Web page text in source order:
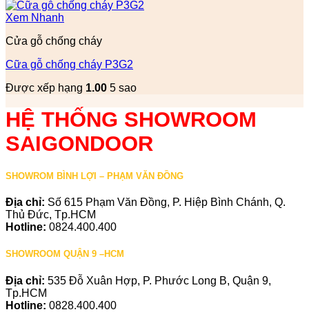
Xem Nhanh
Cửa gỗ chống cháy
Cữa gỗ chống cháy P3G2
Được xếp hạng 1.00 5 sao
HỆ THỐNG SHOWROOM
SAIGONDOOR
SHOWROM BÌNH LỢI – PHẠM VĂN ĐỒNG
Địa chỉ: Số 615 Phạm Văn Đồng, P. Hiệp Bình Chánh, Q.
Thủ Đức, Tp.HCM
Hotline: 0824.400.400
SHOWROOM QUẬN 9 –HCM
Địa chỉ: 535 Đỗ Xuân Hợp, P. Phước Long B, Quận 9,
Tp.HCM
Hotline: 0828.400.400